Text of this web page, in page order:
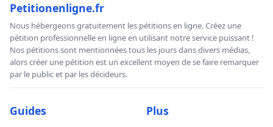
Petitionenligne.fr
Nous hébergeons gratuitement les pétitions en ligne. Créez une
pétition professionnelle en ligne en utilisant notre service puissant !
Nos pétitions sont mentionnées tous les jours dans divers médias,
alors créer une pétition est un excellent moyen de se faire remarquer
par le public et par les décideurs.
Guides Plus